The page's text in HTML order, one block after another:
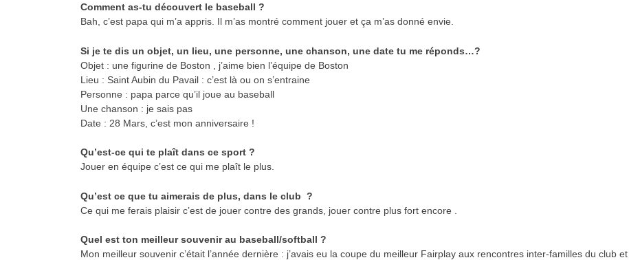
Comment as-tu découvert le baseball ?
Bah, c’est papa qui m’a appris. Il m’as montré comment jouer et ça m’as donné envie.
Si je te dis un objet, un lieu, une personne, une chanson, une date tu me réponds…?
Objet : une figurine de Boston , j’aime bien l’équipe de Boston
Lieu : Saint Aubin du Pavail : c’est là ou on s’entraine
Personne : papa parce qu’il joue au baseball
Une chanson : je sais pas
Date : 28 Mars, c’est mon anniversaire !
Qu’est-ce qui te plaît dans ce sport ?
Jouer en équipe c’est ce qui me plaît le plus.
Qu’est ce que tu aimerais de plus, dans le club ?
Ce qui me ferais plaisir c’est de jouer contre des grands, jouer contre plus fort encore .
Quel est ton meilleur souvenir au baseball/softball ?
Mon meilleur souvenir c’était l’année dernière : j’avais eu la coupe du meilleur Fairplay aux rencontres inter-familles du club et